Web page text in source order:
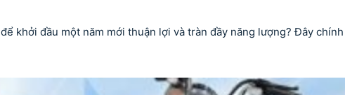
đầu một năm mới thuận lợi và tràn đầy năng lượng? Đây